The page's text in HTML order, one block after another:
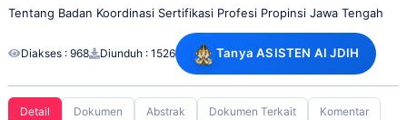
Tentang Badan Koordinasi Sertifikasi Profesi Propinsi Jawa Tengah
Diakses : 968 Diunduh : 1526 Tanya ASISTEN AI JDIH
Detail Dokumen Abstrak Dokumen Terkait Komentar